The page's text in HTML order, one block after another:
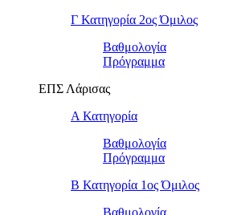
Γ Κατηγορία 2ος Όμιλος
Βαθμολογία
Πρόγραμμα
ΕΠΣ Λάρισας
Α Κατηγορία
Βαθμολογία
Πρόγραμμα
Β Κατηγορία 1ος Όμιλος
Βαθμολογία